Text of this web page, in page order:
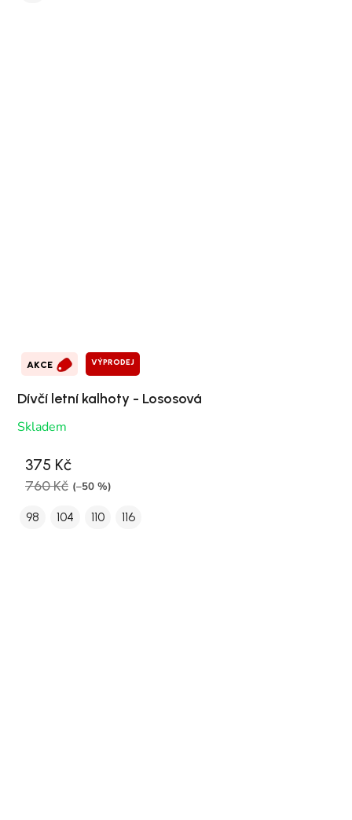
AKCE VÝPRODEJ
Dívčí letní kalhoty - Lososová
Skladem
375 Kč
760 Kč (–50 %)
98 104 110 116